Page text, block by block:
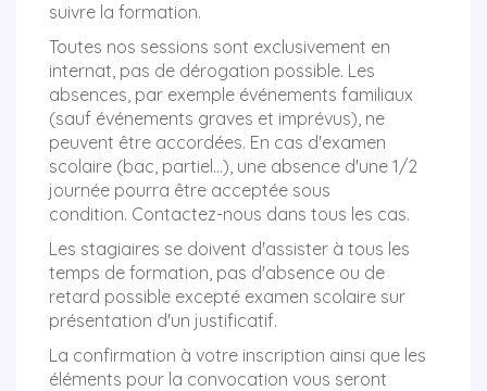
suivre la formation.
Toutes nos sessions sont exclusivement en
internat, pas de dérogation possible. Les
absences, par exemple événements familiaux
(sauf événements graves et imprévus), ne
peuvent être accordées. En cas d'examen
scolaire (bac, partiel...), une absence d'une 1/2
journée pourra être acceptée sous
condition. Contactez-nous dans tous les cas.
Les stagiaires se doivent d'assister à tous les
temps de formation, pas d'absence ou de
retard possible excepté examen scolaire sur
présentation d'un justificatif.
La confirmation à votre inscription ainsi que les
éléments pour la convocation vous seront